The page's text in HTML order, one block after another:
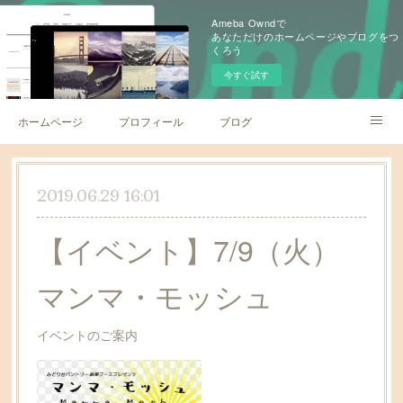
Ameba Owndで
あなただけのホームページやブログをつ
くろう
今すぐ試す
ホームページ プロフィール ブログ
レッスン内容 お問い合わせ
2019.06.29 16:01
【イベント】7/9（火）
マンマ・モッシュ
イベントのご案内